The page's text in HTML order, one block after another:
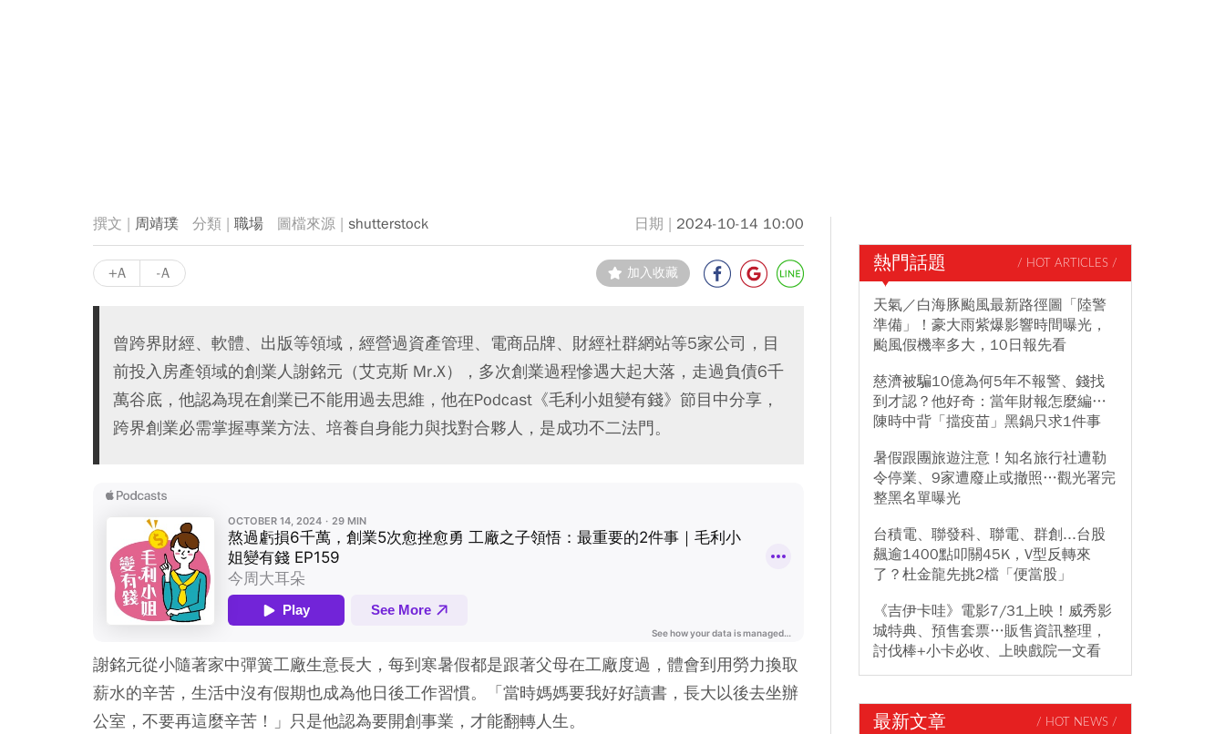
周靖璞 職場 shutterstock 2024-10-14 10:00
+A -A 加入收藏
曾跨界財經、軟體、出版等領域，經營過資產管理、電商品牌、財經社群網站等5家公司，目
前投入房產領域的創業人謝銘元（艾克斯 Mr.X），多次創業過程慘遇大起大落，走過負債6千
萬谷底，他認為現在創業已不能用過去思維，他在Podcast《毛利小姐變有錢》節目中分享，
跨界創業必需掌握專業方法、培養自身能力與找對合夥人，是成功不二法門。
謝銘元從小隨著家中彈簧工廠生意長大，每到寒暑假都是跟著父母在工廠度過，體會到用勞力換取
薪水的辛苦，生活中沒有假期也成為他日後工作習慣。「當時媽媽要我好好讀書，長大以後去坐辦
公室，不要再這麼辛苦！」只是他認為要開創事業，才能翻轉人生。
熱門話題 / HOT ARTICLES /
天氣／白海豚颱風最新路徑圖「陸警
準備」！豪大雨紫爆影響時間曝光，
颱風假機率多大，10日報先看
慈濟被騙10億為何5年不報警、錢找
到才認？他好奇：當年財報怎麼編…
陳時中背「擋疫苗」黑鍋只求1件事
暑假跟團旅遊注意！知名旅行社遭勒
令停業、9家遭廢止或撤照…觀光署完
整黑名單曝光
台積電、聯發科、聯電、群創...台股
飆逾1400點叩關45K，V型反轉來
了？杜金龍先挑2檔「便當股」
《吉伊卡哇》電影7/31上映！威秀影
城特典、預售套票…販售資訊整理，
討伐棒+小卡必收、上映戲院一文看
最新文章 / HOT NEWS /